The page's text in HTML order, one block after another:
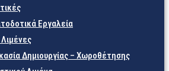
Εργαλεία
Λιμένες
Δημιουργίας – Χωροθέτησης